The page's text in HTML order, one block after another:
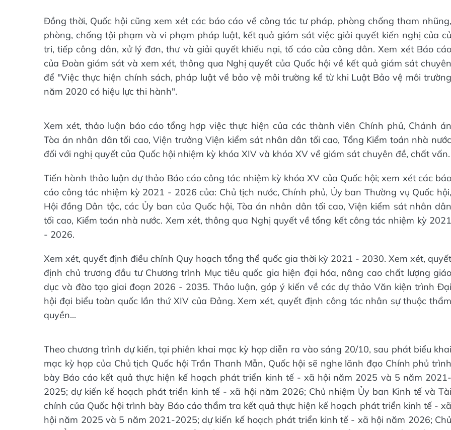
Đồng thời, Quốc hội cũng xem xét các báo cáo về công tác tư pháp, phòng chống tham nhũng,
phòng, chống tội phạm và vi phạm pháp luật, kết quả giám sát việc giải quyết kiến nghị của cử
tri, tiếp công dân, xử lý đơn, thư và giải quyết khiếu nại, tố cáo của công dân. Xem xét Báo cáo
của Đoàn giám sát và xem xét, thông qua Nghị quyết của Quốc hội về kết quả giám sát chuyên
để "Việc thực hiện chính sách, pháp luật về bảo vệ môi trường kể từ khi Luật Bảo vệ môi trường
năm 2020 có hiệu lực thi hành".
Xem xét, thảo luận báo cáo tổng hợp việc thực hiện của các thành viên Chính phủ, Chánh án
Tòa án nhân dân tối cao, Viện trưởng Viện kiểm sát nhân dân tối cao, Tổng Kiểm toán nhà nước
đối với nghị quyết của Quốc hội nhiệm kỳ khóa XIV và khóa XV về giám sát chuyên đề, chất vấn.
Tiến hành thảo luận dự thảo Báo cáo công tác nhiệm kỳ khóa XV của Quốc hội; xem xét các báo
cáo công tác nhiệm kỳ 2021 - 2026 của: Chủ tịch nước, Chính phủ, Ủy ban Thường vụ Quốc hội,
Hội đồng Dân tộc, các Ủy ban của Quốc hội, Tòa án nhân dân tối cao, Viện kiểm sát nhân dân
tối cao, Kiểm toán nhà nước. Xem xét, thông qua Nghị quyết về tổng kết công tác nhiệm kỳ 2021
- 2026.
Xem xét, quyết định điều chỉnh Quy hoạch tổng thể quốc gia thời kỳ 2021 - 2030. Xem xét, quyết
định chủ trương đầu tư Chương trình Mục tiêu quốc gia hiện đại hóa, nâng cao chất lượng giáo
dục và đào tạo giai đoạn 2026 - 2035. Thảo luận, góp ý kiến về các dự thảo Văn kiện trình Đại
hội đại biểu toàn quốc lần thứ XIV của Đảng. Xem xét, quyết định công tác nhân sự thuộc thẩm
quyền...
Theo chương trình dự kiến, tại phiên khai mạc kỳ họp diễn ra vào sáng 20/10, sau phát biểu khai
mạc kỳ họp của Chủ tịch Quốc hội Trần Thanh Mẫn, Quốc hội sẽ nghe lãnh đạo Chính phủ trình
bày Báo cáo kết quả thực hiện kế hoạch phát triển kinh tế - xã hội năm 2025 và 5 năm 2021-
2025; dự kiến kế hoạch phát triển kinh tế - xã hội năm 2026; Chủ nhiệm Ủy ban Kinh tế và Tài
chính của Quốc hội trình bày Báo cáo thẩm tra kết quả thực hiện kế hoạch phát triển kinh tế - xã
hội năm 2025 và 5 năm 2021-2025; dự kiến kế hoạch phát triển kinh tế - xã hội năm 2026; Chủ